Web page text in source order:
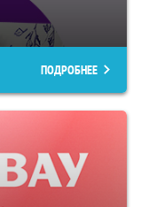
ПОДРОБНЕЕ